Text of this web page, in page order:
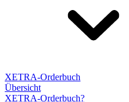
XETRA-Orderbuch
Übersicht
XETRA-Orderbuch?